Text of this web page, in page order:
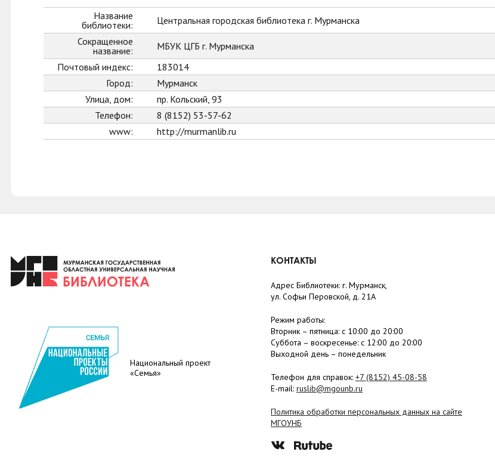
Название
библиотеки:
Центральная городская библиотека г. Мурманска
Сокращенное
название:
МБУК ЦГБ г. Мурманска
Почтовый индекс:
183014
Город:
Мурманск
Улица, дом:
пр. Кольский, 93
Телефон:
8 (8152) 53-57-62
www:
http://murmanlib.ru
Национальный проект
«Семья»
КОНТАКТЫ
Адрес Библиотеки: г. Мурманск,
ул. Софьи Перовской, д. 21А
Режим работы:
Вторник – пятница: с 10:00 до 20:00
Суббота – воскресенье: c 12:00 до 20:00
Выходной день – понедельник
Телефон для справок: +7 (8152) 45-08-58
E-mail: ruslib@mgounb.ru
Политика обработки персональных данных на сайте
МГОУНБ